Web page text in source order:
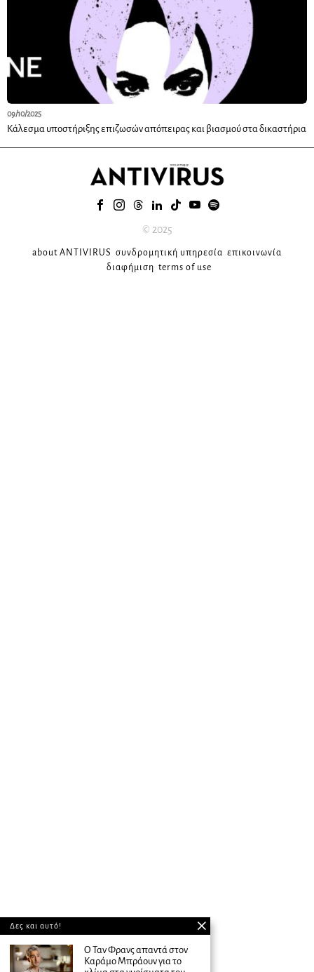
09/10/2025
Κάλεσμα υποστήριξης επιζωσών απόπειρας και βιασμού στα δικαστήρια
© 2025
about ANTIVIRUS συνδρομητική υπηρεσία επικοινωνία
διαφήμιση terms of use
Δες και αυτό!
Ο Ταν Φρανς απαντά στον
Καράμο Μπράουν για το